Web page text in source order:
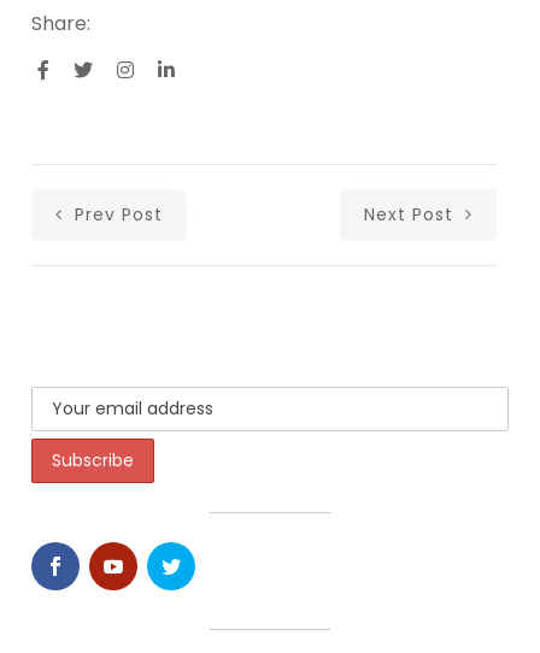
Share:
Prev Post Next Post